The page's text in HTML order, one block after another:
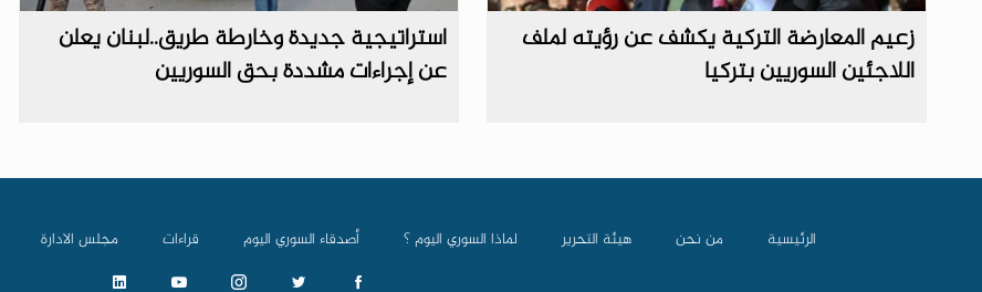
زعيم المعارضة التركية يكشف عن رؤيته لملف
اللاجئين السوريين بتركيا
استراتيجية جديدة وخارطة طريق..لبنان يعلن
عن إجراءات مشددة بحق السوريين
الرئيسية من نحن هيئة التحرير لماذا السوري اليوم ؟ أصدقاء السوري اليوم قراءات مجلس الادارة